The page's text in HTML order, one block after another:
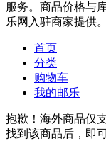
服务。商品价格与
乐网入驻商家提供。
首页
分类
购物车
我的邮乐
抱歉！海外商品仅
找到该商品后，即